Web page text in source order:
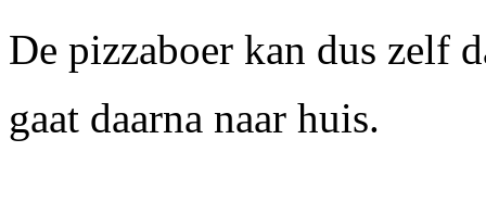
De pizzaboer kan dus zelf
gaat daarna naar huis.